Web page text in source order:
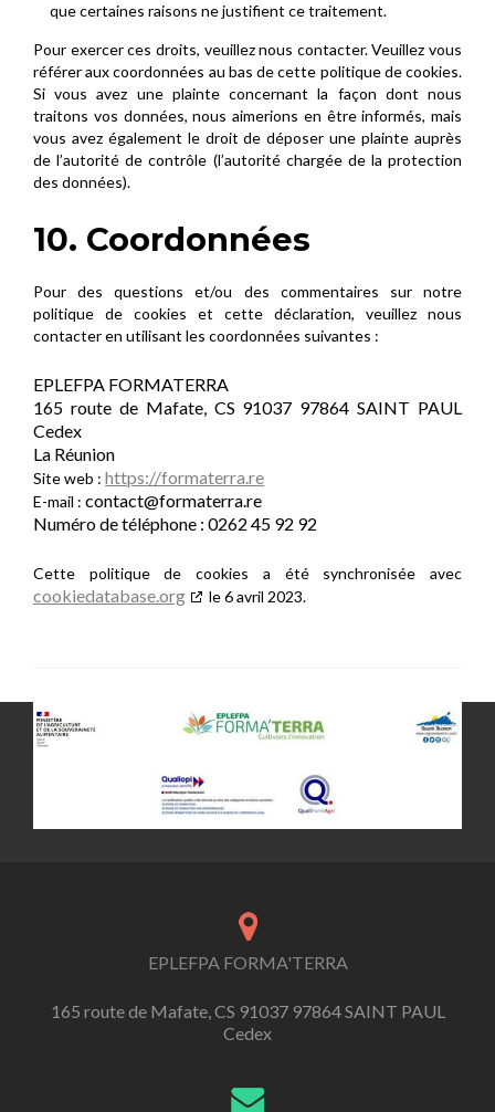
que certaines raisons ne justifient ce traitement.
Pour exercer ces droits, veuillez nous contacter. Veuillez vous
référer aux coordonnées au bas de cette politique de cookies.
Si vous avez une plainte concernant la façon dont nous
traitons vos données, nous aimerions en être informés, mais
vous avez également le droit de déposer une plainte auprès
de l’autorité de contrôle (l’autorité chargée de la protection
des données).
10. Coordonnées
Pour des questions et/ou des commentaires sur notre
politique de cookies et cette déclaration, veuillez nous
contacter en utilisant les coordonnées suivantes :
EPLEFPA FORMATERRA
165 route de Mafate, CS 91037 97864 SAINT PAUL
Cedex
La Réunion
Site web : https://formaterra.re
E-mail : contact@formaterra.re
Numéro de téléphone : 0262 45 92 92
Cette politique de cookies a été synchronisée avec
cookiedatabase.org le 6 avril 2023.
EPLEFPA FORMA'TERRA
165 route de Mafate, CS 91037 97864 SAINT PAUL
Cedex